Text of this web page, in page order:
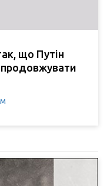
що Путін